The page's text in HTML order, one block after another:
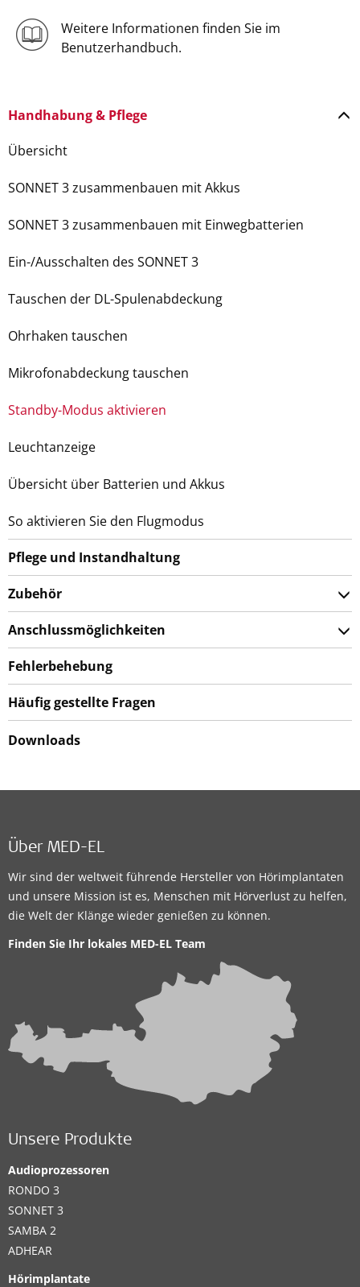
Weitere Informationen finden Sie im
Benutzerhandbuch.
Handhabung & Pflege
Übersicht
SONNET 3 zusammenbauen mit Akkus
SONNET 3 zusammenbauen mit Einwegbatterien
Ein-/Ausschalten des SONNET 3
Tauschen der DL-Spulenabdeckung
Ohrhaken tauschen
Mikrofonabdeckung tauschen
Standby-Modus aktivieren
Leuchtanzeige
Übersicht über Batterien und Akkus
So aktivieren Sie den Flugmodus
Pflege und Instandhaltung
Zubehör
Anschlussmöglichkeiten
Fehlerbehebung
Häufig gestellte Fragen
Downloads
Über MED-EL
Wir sind der weltweit führende Hersteller von Hörimplantaten
und unsere Mission ist es, Menschen mit Hörverlust zu helfen,
die Welt der Klänge wieder genießen zu können.
Finden Sie Ihr lokales MED-EL Team
Unsere Produkte
Audioprozessoren
RONDO 3
SONNET 3
SAMBA 2
ADHEAR
Hörimplantate